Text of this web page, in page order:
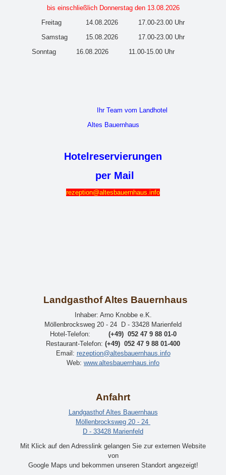
bis einschließlich Donnerstag den 13.08.2026
Freitag 14.08.2026 17.00-23.00 Uhr
Samstag 15.08.2026 17.00-23.00 Uhr
Sonntag 16.08.2026 11.00-15.00 Uhr
Ihr Team vom Landhotel
Altes Bauernhaus
Hotelreservierungen
per Mail
rezeption@altesbauernhaus.info
Landgasthof Altes Bauernhaus
Inhaber: Arno Knobbe e.K.
Möllenbrocksweg 20 - 24 D - 33428 Marienfeld
Hotel-Telefon: (+49) 052 47 9 88 01-0
Restaurant-Telefon: (+49) 052 47 9 88 01-400
Email: rezeption@altesbauernhaus.info
Web: www.altesbauernhaus.info
Anfahrt
Landgasthof Altes Bauernhaus
Möllenbrocksweg 20 - 24
D - 33428 Marienfeld
Mit Klick auf den Adresslink gelangen Sie zur externen Website
von
Google Maps und bekommen unseren Standort angezeigt!